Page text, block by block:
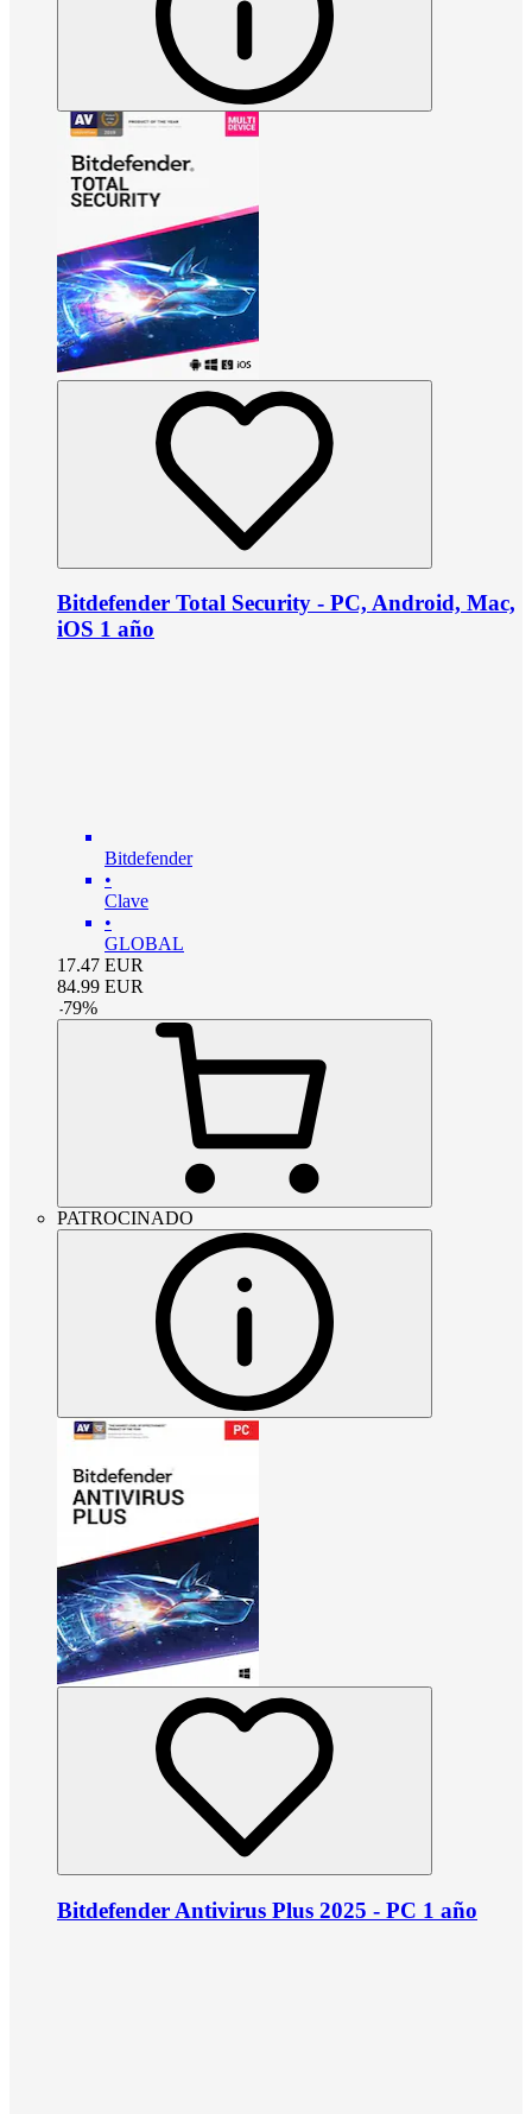
Bitdefender Total Security - PC, Android, Mac,
iOS 1 año
Bitdefender
•
Clave
•
GLOBAL
17.47 EUR
84.99 EUR
-79%
PATROCINADO
Bitdefender Antivirus Plus 2025 - PC 1 año